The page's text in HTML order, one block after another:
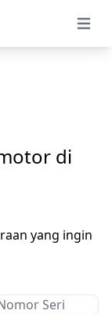
Open
di
yang ingin